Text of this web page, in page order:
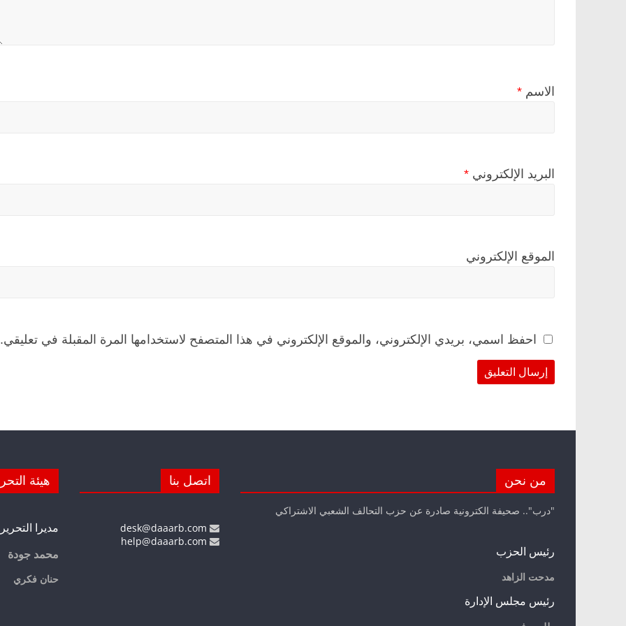
الاسم *
البريد الإلكتروني *
الموقع الإلكتروني
احفظ اسمي، بريدي الإلكتروني، والموقع الإلكتروني في هذا المتصفح لاستخدامها المرة المقبلة في تعليقي.
من نحن
"درب".. صحيفة الكترونية صادرة عن حزب التحالف الشعبي الاشتراكي
رئيس الحزب
مدحت الزاهد
رئيس مجلس الإدارة
اتصل بنا هيئة
مديرا التحرير
محمد جودة
حنان فكري